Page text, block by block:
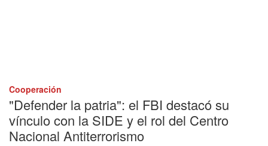
Cooperación
"Defender la patria": el FBI destacó su
vínculo con la SIDE y el rol del Centro
Nacional Antiterrorismo